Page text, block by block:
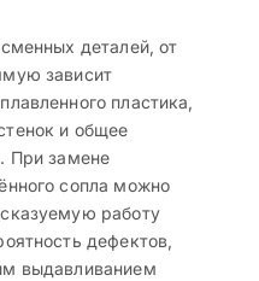
деталей, от
зависит
пластика,
и общее
При замене
сопла можно
работу
дефектов,
выдавливанием